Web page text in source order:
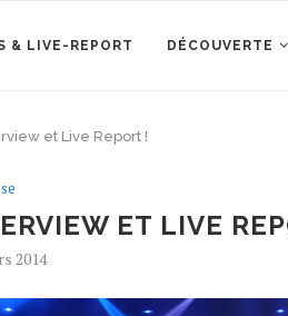
& LIVE-REPORT DÉCOUVERTE
et Live Report !
ET LIVE
2014